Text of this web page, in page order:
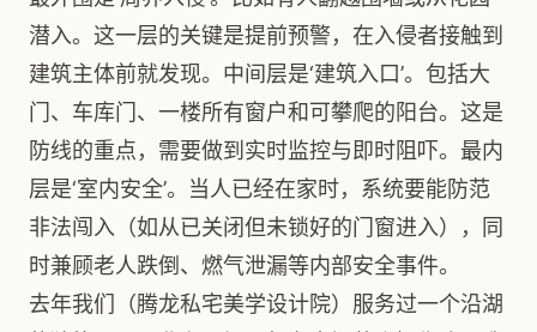
潜入。这一层的关键是提前预警，在入侵者接触到
建筑主体前就发现。中间层是‘建筑入口’。包括大
门、车库门、一楼所有窗户和可攀爬的阳台。这是
防线的重点，需要做到实时监控与即时阻吓。最内
层是‘室内安全’。当人已经在家时，系统要能防范
非法闯入（如从已关闭但未锁好的门窗进入），同
时兼顾老人跌倒、燃气泄漏等内部安全事件。
去年我们（腾龙私宅美学设计院）服务过一个沿湖